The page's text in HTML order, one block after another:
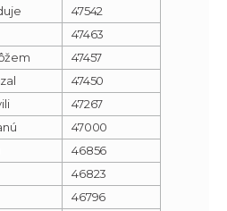
47542
47463
47457
47450
47267
47000
46856
46823
46796